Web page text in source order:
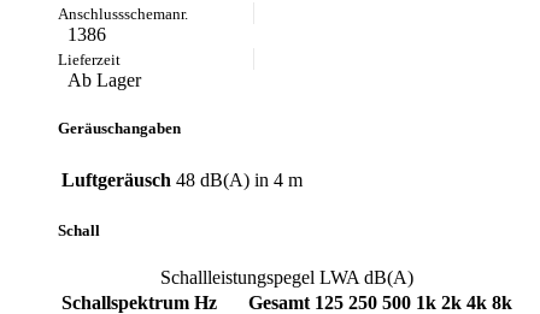
1386
Ab Lager
Geräuschangaben
Luftgeräusch 48 dB(A) in 4 m
Schall
Schallleistungspegel LWA dB(A)
Schallspektrum Hz Gesamt 125 250 500 1k 2k 4k 8k